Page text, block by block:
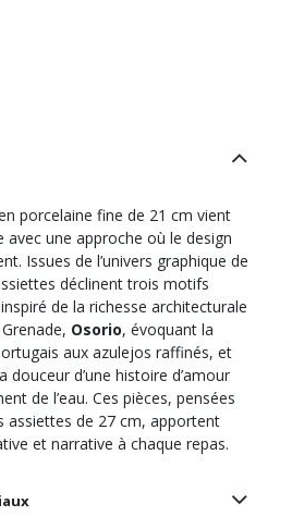
porcelaine fine de 21 cm vient
avec une approche où le design
de
déclinent trois motifs
de la richesse architecturale
Osorio, évoquant la
aux azulejos raffinés, et
douceur d’une histoire d’amour
pièces, pensées
assiettes de 27 cm, apportent
et narrative à chaque repas.